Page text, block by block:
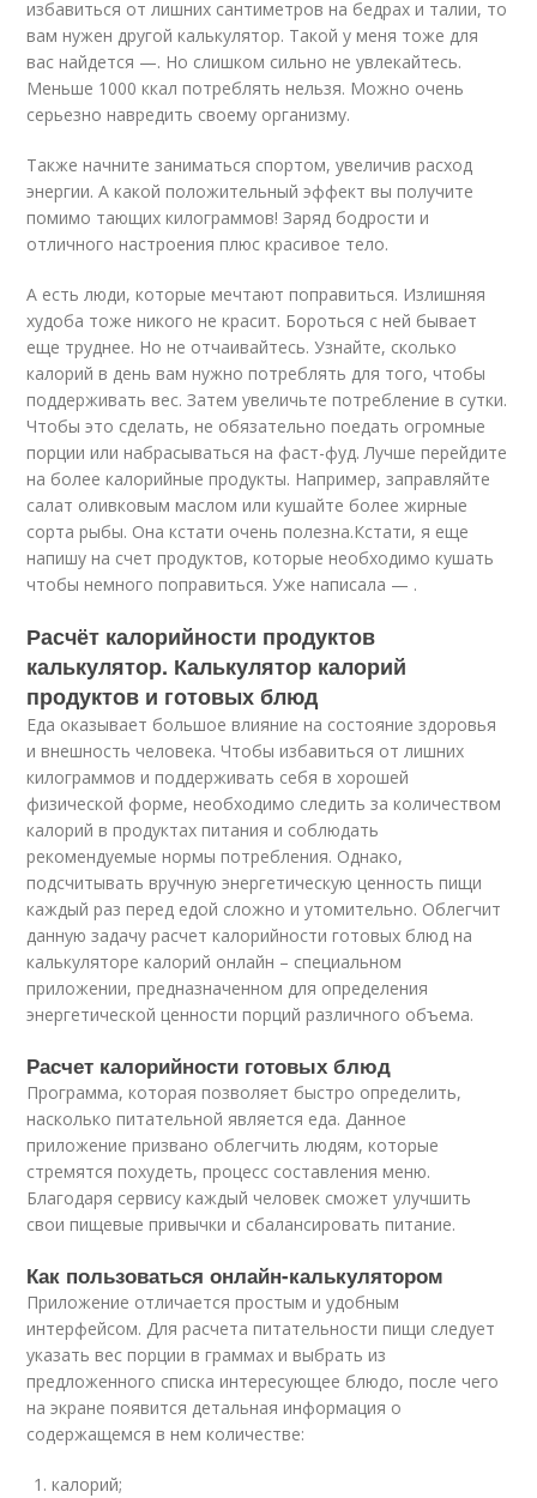
избавиться от лишних сантиметров на бедрах и талии, то
вам нужен другой калькулятор. Такой у меня тоже для
вас найдется —. Но слишком сильно не увлекайтесь.
Меньше 1000 ккал потреблять нельзя. Можно очень
серьезно навредить своему организму.
Также начните заниматься спортом, увеличив расход
энергии. А какой положительный эффект вы получите
помимо тающих килограммов! Заряд бодрости и
отличного настроения плюс красивое тело.
А есть люди, которые мечтают поправиться. Излишняя
худоба тоже никого не красит. Бороться с ней бывает
еще труднее. Но не отчаивайтесь. Узнайте, сколько
калорий в день вам нужно потреблять для того, чтобы
поддерживать вес. Затем увеличьте потребление в сутки.
Чтобы это сделать, не обязательно поедать огромные
порции или набрасываться на фаст-фуд. Лучше перейдите
на более калорийные продукты. Например, заправляйте
салат оливковым маслом или кушайте более жирные
сорта рыбы. Она кстати очень полезна.Кстати, я еще
напишу на счет продуктов, которые необходимо кушать
чтобы немного поправиться. Уже написала — .
Расчёт калорийности продуктов
калькулятор. Калькулятор калорий
продуктов и готовых блюд
Еда оказывает большое влияние на состояние здоровья
и внешность человека. Чтобы избавиться от лишних
килограммов и поддерживать себя в хорошей
физической форме, необходимо следить за количеством
калорий в продуктах питания и соблюдать
рекомендуемые нормы потребления. Однако,
подсчитывать вручную энергетическую ценность пищи
каждый раз перед едой сложно и утомительно. Облегчит
данную задачу расчет калорийности готовых блюд на
калькуляторе калорий онлайн – специальном
приложении, предназначенном для определения
энергетической ценности порций различного объема.
Расчет калорийности готовых блюд
Программа, которая позволяет быстро определить,
насколько питательной является еда. Данное
приложение призвано облегчить людям, которые
стремятся похудеть, процесс составления меню.
Благодаря сервису каждый человек сможет улучшить
свои пищевые привычки и сбалансировать питание.
Как пользоваться онлайн-калькулятором
Приложение отличается простым и удобным
интерфейсом. Для расчета питательности пищи следует
указать вес порции в граммах и выбрать из
предложенного списка интересующее блюдо, после чего
на экране появится детальная информация о
содержащемся в нем количестве:
калорий;